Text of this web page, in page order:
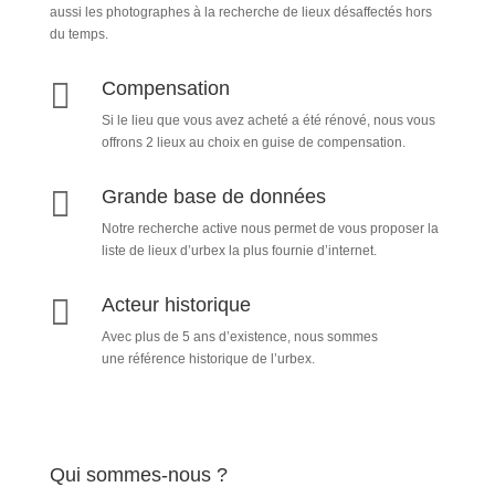
aussi les photographes à la recherche de lieux désaffectés hors
du temps.
 Compensation
Si le lieu que vous avez acheté a été rénové, nous vous
offrons 2 lieux au choix en guise de compensation.
 Grande base de données
Notre recherche active nous permet de vous proposer la
liste de lieux d’urbexla plus fournie d’internet.
 Acteur historique
Avec plus de 5 ans d’existence, nous sommes
une référence historique de l’urbex.
Qui sommes-nous ?